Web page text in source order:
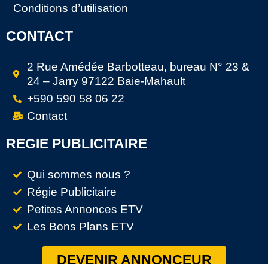
Conditions d’utilisation
CONTACT
2 Rue Amédée Barbotteau, bureau N° 23 &
24 – Jarry 97122 Baie-Mahault
+590 590 58 06 22
Contact
REGIE PUBLICITAIRE
Qui sommes nous ?
Régie Publicitaire
Petites Annonces ETV
Les Bons Plans ETV
DEVENIR ANNONCEUR